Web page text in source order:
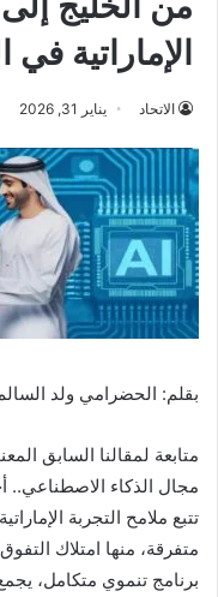
الإماراتية
الاتحاد يناير 31, 2026
بقلم: الحضرامي ولد
متابعة لمقالنا السابق
مجال الذكاء الاصطناعي..
تتبع ملامح التجربة
متفرقة، منها امتلاك
برنامج تنموي متكامل،